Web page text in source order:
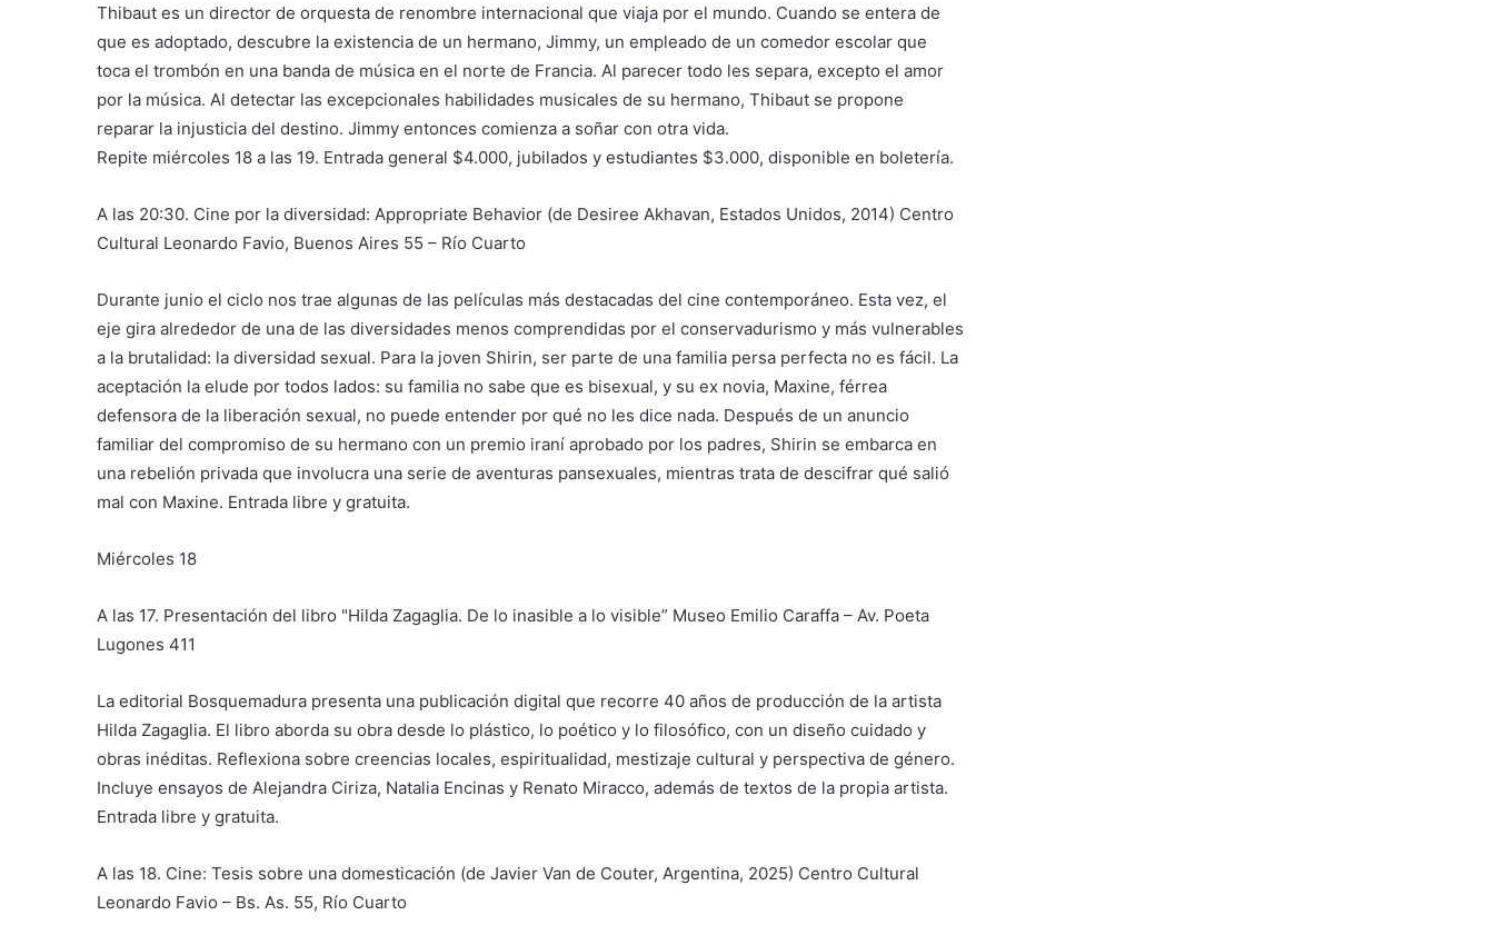
Thibaut es un director de orquesta de renombre internacional que viaja por el mundo. Cuando se entera de
que es adoptado, descubre la existencia de un hermano, Jimmy, un empleado de un comedor escolar que
toca el trombón en una banda de música en el norte de Francia. Al parecer todo les separa, excepto el amor
por la música. Al detectar las excepcionales habilidades musicales de su hermano, Thibaut se propone
reparar la injusticia del destino. Jimmy entonces comienza a soñar con otra vida.
Repite miércoles 18 a las 19. Entrada general $4.000, jubilados y estudiantes $3.000, disponible en boletería.
A las 20:30. Cine por la diversidad: Appropriate Behavior (de Desiree Akhavan, Estados Unidos, 2014) Centro
Cultural Leonardo Favio, Buenos Aires 55 – Río Cuarto
Durante junio el ciclo nos trae algunas de las películas más destacadas del cine contemporáneo. Esta vez, el
eje gira alrededor de una de las diversidades menos comprendidas por el conservadurismo y más vulnerables
a la brutalidad: la diversidad sexual. Para la joven Shirin, ser parte de una familia persa perfecta no es fácil. La
aceptación la elude por todos lados: su familia no sabe que es bisexual, y su ex novia, Maxine, férrea
defensora de la liberación sexual, no puede entender por qué no les dice nada. Después de un anuncio
familiar del compromiso de su hermano con un premio iraní aprobado por los padres, Shirin se embarca en
una rebelión privada que involucra una serie de aventuras pansexuales, mientras trata de descifrar qué salió
mal con Maxine. Entrada libre y gratuita.
Miércoles 18
A las 17. Presentación del libro "Hilda Zagaglia. De lo inasible a lo visible” Museo Emilio Caraffa – Av. Poeta
Lugones 411
La editorial Bosquemadura presenta una publicación digital que recorre 40 años de producción de la artista
Hilda Zagaglia. El libro aborda su obra desde lo plástico, lo poético y lo filosófico, con un diseño cuidado y
obras inéditas. Reflexiona sobre creencias locales, espiritualidad, mestizaje cultural y perspectiva de género.
Incluye ensayos de Alejandra Ciriza, Natalia Encinas y Renato Miracco, además de textos de la propia artista.
Entrada libre y gratuita.
A las 18. Cine: Tesis sobre una domesticación (de Javier Van de Couter, Argentina, 2025) Centro Cultural
Leonardo Favio – Bs. As. 55, Río Cuarto